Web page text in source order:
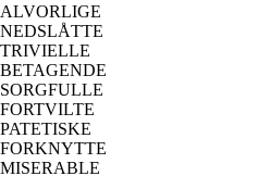
ALVORLIGE
NEDSLÅTTE
TRIVIELLE
BETAGENDE
SORGFULLE
FORTVILTE
PATETISKE
FORKNYTTE
MISERABLE